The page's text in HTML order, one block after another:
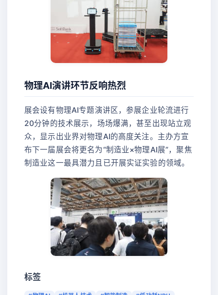
物理AI演讲环节反响热烈
展会设有物理AI专题演讲区，参展企业轮流进行
20分钟的技术展示，场场爆满，甚至出现站立观
众，显示出业界对物理AI的高度关注。主办方宣
布下一届展会将更名为“制造业×物理AI展”，聚焦
制造业这一最具潜力且已开展实证实验的领域。
标签